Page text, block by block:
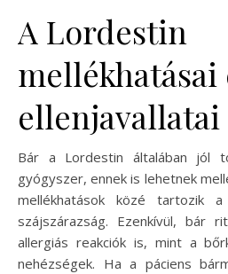
A Lordestin
mellékhatásai
ellenjavallatai
Bár a Lordestin általában jól
gyógyszer, ennek is lehetnek
mellékhatások közé tartozik
szájszárazság. Ezenkívül, bár
allergiás reakciók is, mint a
nehézségek. Ha a páciens